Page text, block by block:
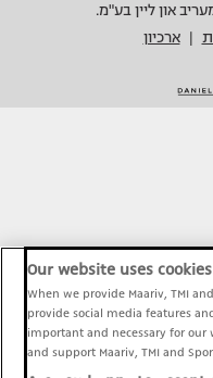
ארכיון
Our website uses cookies
When we provide Maariv, TMI
provide social media features
important and necessary for our
and support Maariv, TMI and